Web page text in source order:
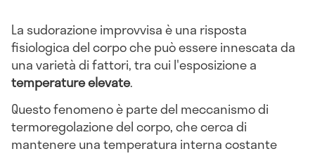
La sudorazione improvvisa è una risposta
fisiologica del corpo che può essere innescata da
una varietà di fattori, tra cui l'esposizione a
temperature elevate.
Questo fenomeno è parte del meccanismo di
termoregolazione del corpo, che cerca di
mantenere una temperatura interna costante